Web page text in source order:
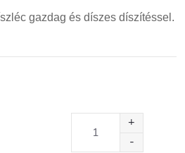
gazdag és díszes díszítéssel.